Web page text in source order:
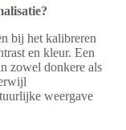
bij het kalibreren
en kleur. Een
zowel donkere als
weergave